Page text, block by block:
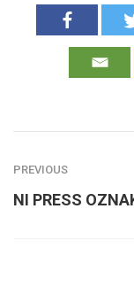
PREVIOUS
NI PRESS